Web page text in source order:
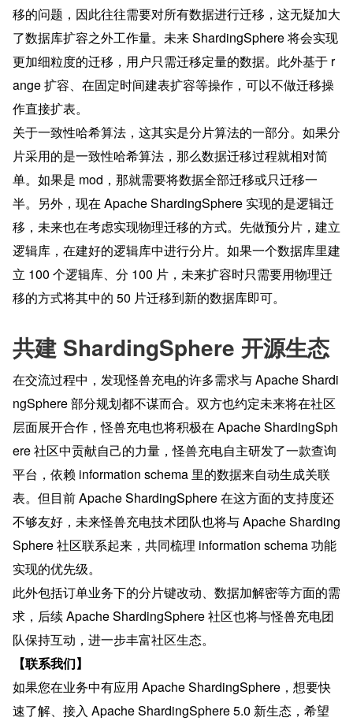
移的问题，因此往往需要对所有数据进行迁移，这无疑加大
了数据库扩容之外工作量。未来 ShardingSphere 将会实现
更加细粒度的迁移，用户只需迁移定量的数据。此外基于 r
ange 扩容、在固定时间建表扩容等操作，可以不做迁移操
作直接扩表。
关于一致性哈希算法，这其实是分片算法的一部分。如果分
片采用的是一致性哈希算法，那么数据迁移过程就相对简
单。如果是 mod，那就需要将数据全部迁移或只迁移一
半。另外，现在 Apache ShardingSphere 实现的是逻辑迁
移，未来也在考虑实现物理迁移的方式。先做预分片，建立
逻辑库，在建好的逻辑库中进行分片。如果一个数据库里建
立 100 个逻辑库、分 100 片，未来扩容时只需要用物理迁
移的方式将其中的 50 片迁移到新的数据库即可。
共建 ShardingSphere 开源生态
在交流过程中，发现怪兽充电的许多需求与 Apache Shardi
ngSphere 部分规划都不谋而合。双方也约定未来将在社区
层面展开合作，怪兽充电也将积极在 Apache ShardingSph
ere 社区中贡献自己的力量，怪兽充电自主研发了一款查询
平台，依赖 information schema 里的数据来自动生成关联
表。但目前 Apache ShardingSphere 在这方面的支持度还
不够友好，未来怪兽充电技术团队也将与 Apache Sharding
Sphere 社区联系起来，共同梳理 information schema 功能
实现的优先级。
此外包括订单业务下的分片键改动、数据加解密等方面的需
求，后续 Apache ShardingSphere 社区也将与怪兽充电团
队保持互动，进一步丰富社区生态。
【联系我们】
如果您在业务中有应用 Apache ShardingSphere，想要快
速了解、接入 Apache ShardingSphere 5.0 新生态，希望